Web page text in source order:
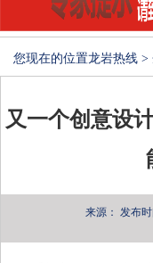
您现在的位置龙岩热线 >
又一个创意设
来源： 发布时